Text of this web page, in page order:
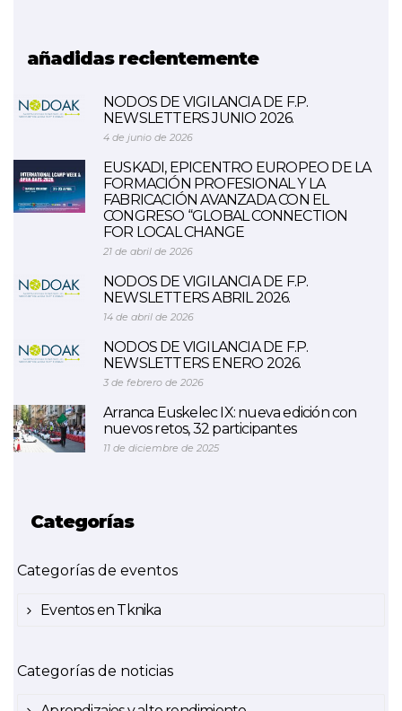
añadidas recientemente
NODOS DE VIGILANCIA DE F.P.
NEWSLETTERS JUNIO 2026.
4 de junio de 2026
EUSKADI, EPICENTRO EUROPEO DE LA
FORMACIÓN PROFESIONAL Y LA
FABRICACIÓN AVANZADA CON EL
CONGRESO “GLOBAL CONNECTION
FOR LOCAL CHANGE
21 de abril de 2026
NODOS DE VIGILANCIA DE F.P.
NEWSLETTERS ABRIL 2026.
14 de abril de 2026
NODOS DE VIGILANCIA DE F.P.
NEWSLETTERS ENERO 2026.
3 de febrero de 2026
Arranca Euskelec IX: nueva edición con
nuevos retos, 32 participantes
11 de diciembre de 2025
Categorías
Categorías de eventos
Eventos en Tknika
Categorías de noticias